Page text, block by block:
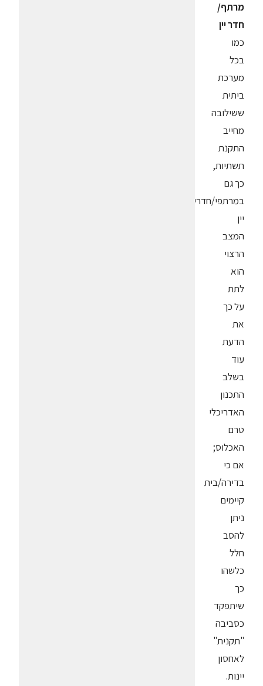
מרתף/
חדר יין
כמו
בכל
מערכת
ביתית
ששילובה
מחייב
התקנת
תשתיות,
כך גם
במרתפי/חדרי
יין
המצב
הרצוי
הוא
לתת
על כך
את
הדעת
עוד
בשלב
התכנון
האדריכלי
טרם
האכלוס;
אם כי
בדירה/בית
קיימים
ניתן
להסב
חלל
כלשהו
כך
שיתפקד
כסביבה
"תקנית"
לאחסון
יינות.